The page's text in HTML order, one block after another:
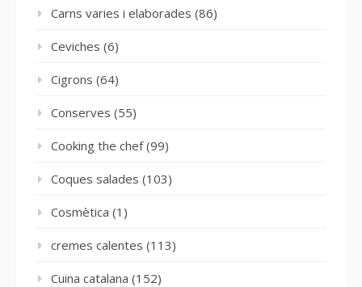
Carns varies i elaborades (86)
Ceviches (6)
Cigrons (64)
Conserves (55)
Cooking the chef(99)
Coques salades (103)
Cosmètica (1)
cremes calentes (113)
Cuina catalana (152)